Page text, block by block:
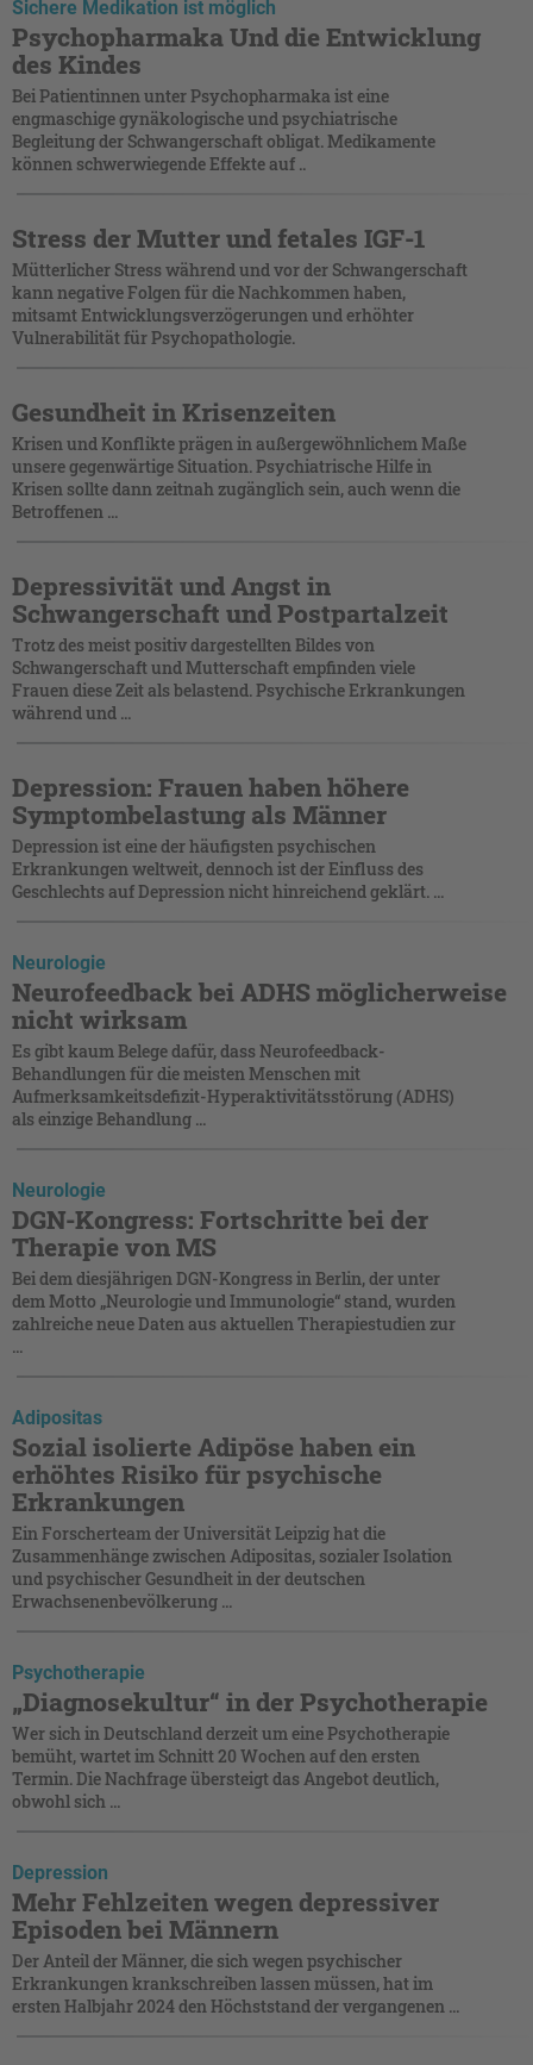
Sichere Medikation ist möglich
Psychopharmaka Und die Entwicklung
des Kindes
Bei Patientinnen unter Psychopharmaka ist eine
engmaschige gynäkologische und psychiatrische
Begleitung der Schwangerschaft obligat. Medikamente
können schwerwiegende Effekte auf ..
Stress der Mutter und fetales IGF-1
Mütterlicher Stress während und vor der Schwangerschaft
kann negative Folgen für die Nachkommen haben,
mitsamt Entwicklungsverzögerungen und erhöhter
Vulnerabilität für Psychopathologie.
Gesundheit in Krisenzeiten
Krisen und Konflikte prägen in außergewöhnlichem Maße
unsere gegenwärtige Situation. Psychiatrische Hilfe in
Krisen sollte dann zeitnah zugänglich sein, auch wenn die
Betroffenen ...
Depressivität und Angst in
Schwangerschaft und Postpartalzeit
Trotz des meist positiv dargestellten Bildes von
Schwangerschaft und Mutterschaft empfinden viele
Frauen diese Zeit als belastend. Psychische Erkrankungen
während und ...
Depression: Frauen haben höhere
Symptombelastung als Männer
Depression ist eine der häufigsten psychischen
Erkrankungen weltweit, dennoch ist der Einfluss des
Geschlechts auf Depression nicht hinreichend geklärt. ...
Neurologie
Neurofeedback bei ADHS möglicherweise
nicht wirksam
Es gibt kaum Belege dafür, dass Neurofeedback-
Behandlungen für die meisten Menschen mit
Aufmerksamkeitsdefizit-Hyperaktivitätsstörung (ADHS)
als einzige Behandlung ...
Neurologie
DGN-Kongress: Fortschritte bei der
Therapie von MS
Bei dem diesjährigen DGN-Kongress in Berlin, der unter
dem Motto „Neurologie und Immunologie“ stand, wurden
zahlreiche neue Daten aus aktuellen Therapiestudien zur
...
Adipositas
Sozial isolierte Adipöse haben ein
erhöhtes Risiko für psychische
Erkrankungen
Ein Forscherteam der Universität Leipzig hat die
Zusammenhänge zwischen Adipositas, sozialer Isolation
und psychischer Gesundheit in der deutschen
Erwachsenenbevölkerung ...
Psychotherapie
„Diagnosekultur“ in der Psychotherapie
Wer sich in Deutschland derzeit um eine Psychotherapie
bemüht, wartet im Schnitt 20 Wochen auf den ersten
Termin. Die Nachfrage übersteigt das Angebot deutlich,
obwohl sich ...
Depression
Mehr Fehlzeiten wegen depressiver
Episoden bei Männern
Der Anteil der Männer, die sich wegen psychischer
Erkrankungen krankschreiben lassen müssen, hat im
ersten Halbjahr 2024 den Höchststand der vergangenen ...